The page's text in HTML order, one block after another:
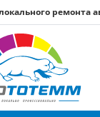
ремонта